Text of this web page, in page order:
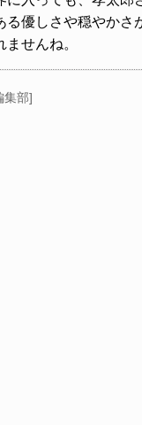
る優しさや穏やかさ
せんね。
集部]